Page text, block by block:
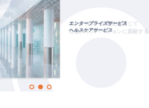
テクノロジーの進化を通じて
社会のイノベーションに貢献す
エンタープライズサービス
ヘルスケアサービス
MVV Special site